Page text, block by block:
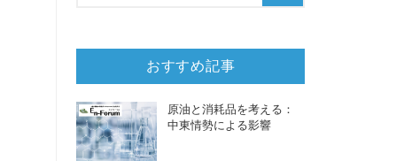
おすすめ記事
原油と消耗品を考える：
中東情勢による影響